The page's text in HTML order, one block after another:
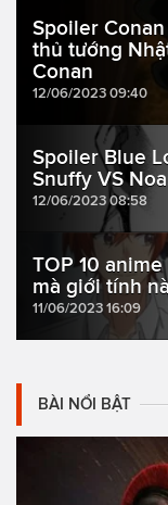
Spoiler Conan
thủ tướng
Conan
12/06/2023 09:40
Spoiler Blue
Snuffy VS
12/06/2023 08:58
TOP 10
mà giới tính
11/06/2023 16:09
BÀI NỔI BẬT